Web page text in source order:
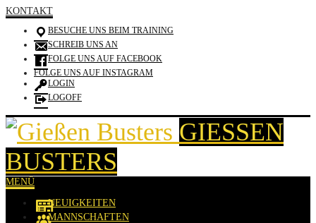
KONTAKT
BESUCHE UNS BEIM TRAINING
SCHREIB UNS AN
FOLGE UNS AUF FACEBOOK
FOLGE UNS AUF INSTAGRAM
LOGIN
LOGOFF
GIESSEN B
USTERS
MENÜ
NEUIGKEITEN
MANNSCHAFTEN